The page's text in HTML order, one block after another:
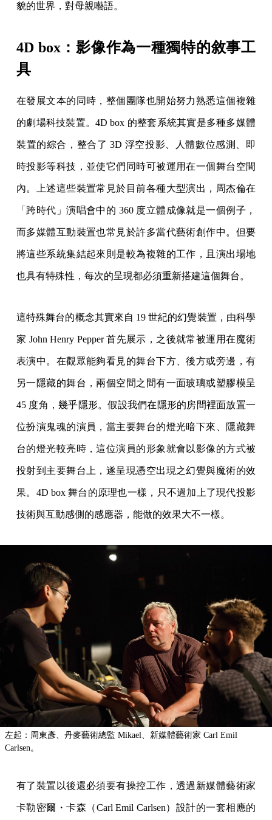
貌的世界，對母親囈語。
4D box：影像作為一種獨特的敘事工
具
在發展文本的同時，整個團隊也開始努力熟悉這個複雜
的劇場科技裝置。4D box 的整套系統其實是多種多媒體
裝置的綜合，整合了 3D 浮空投影、人體數位感測、即
時投影等科技，並使它們同時可被運用在一個舞台空間
內。上述這些裝置常見於目前各種大型演出，周杰倫在
「跨時代」演唱會中的 360 度立體成像就是一個例子，
而多媒體互動裝置也常見於許多當代藝術創作中。但要
將這些系統集結起來則是較為複雜的工作，且演出場地
也具有特殊性，每次的呈現都必須重新搭建這個舞台。
這特殊舞台的概念其實來自 19 世紀的幻覺裝置，由科學
家 John Henry Pepper 首先展示，之後就常被運用在魔術
表演中。在觀眾能夠看見的舞台下方、後方或旁邊，有
另一隱藏的舞台，兩個空間之間有一面玻璃或塑膠模呈
45 度角，幾乎隱形。假設我們在隱形的房間裡面放置一
位扮演鬼魂的演員，當主要舞台的燈光暗下來、隱藏舞
台的燈光較亮時，這位演員的形象就會以影像的方式被
投射到主要舞台上，遂呈現憑空出現之幻覺與魔術的效
果。4D box 舞台的原理也一樣，只不過加上了現代投影
技術與互動感側的感應器，能做的效果大不一樣。
左起：周東彥、丹麥藝術總監 Mikael、新媒體藝術家 Carl Emil
Carlsen。
有了裝置以後還必須要有操控工作，透過新媒體藝術家
卡勒密爾・卡森（Carl Emil Carlsen）設計的一套相應的